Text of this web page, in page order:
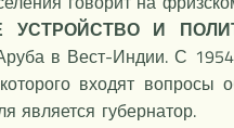
УСТРОЙСТВО И
в Вест-Индии. С
входят
является губернатор.